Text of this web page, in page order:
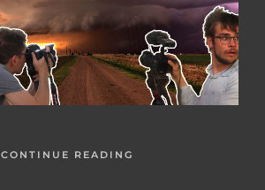
CONTINUE READING